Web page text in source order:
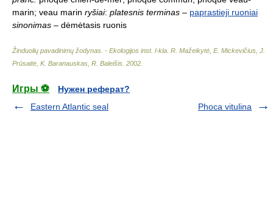
marin; veau marin ryšiai: platesnis terminas – paprastieji ruoniai
sinonimas – dėmėtasis ruonis
Žinduolių pavadinimų žodynas. - Ekologijos inst. l-kla R. Mažeikytė, E. Mickevičius, J.
Prūsaitė, K. Baranauskas, R. Baleišis 2002
Игры ⚽
Нужен реферат?
Eastern Atlantic seal
Phoca vitulina